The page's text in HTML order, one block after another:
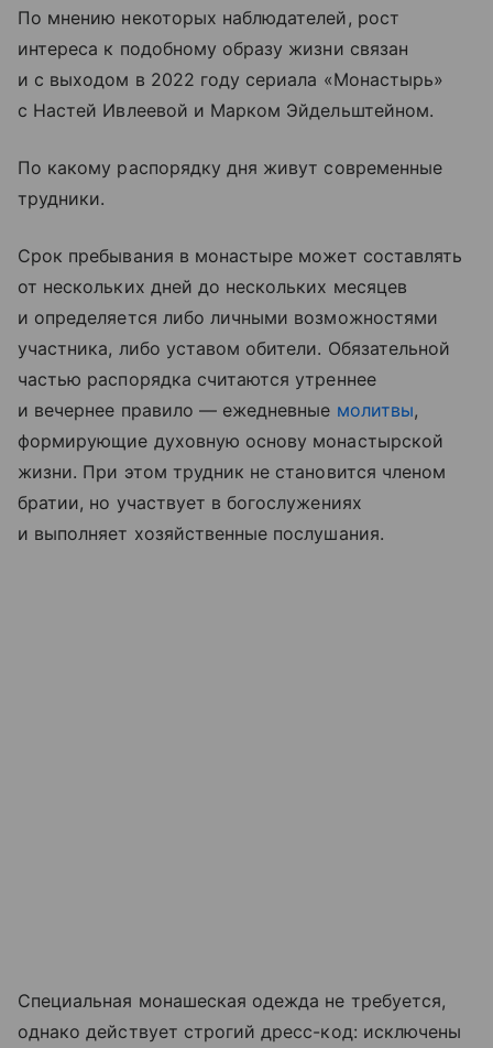
По мнению некоторых наблюдателей, рост
интереса к подобному образу жизни связан
и с выходом в 2022 году сериала «Монастырь»
с Настей Ивлеевой и Марком Эйдельштейном.
По какому распорядку дня живут современные
трудники.
Срок пребывания в монастыре может составлять
от нескольких дней до нескольких месяцев
и определяется либо личными возможностями
участника, либо уставом обители. Обязательной
частью распорядка считаются утреннее
и вечернее правило — ежедневные молитвы,
формирующие духовную основу монастырской
жизни. При этом трудник не становится членом
братии, но участвует в богослужениях
и выполняет хозяйственные послушания.
Специальная монашеская одежда не требуется,
однако действует строгий дресс-код: исключены